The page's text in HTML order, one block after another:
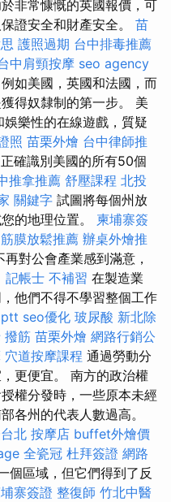
非常慷慨的英國報價，可
證安全和財產安全。 苗
護照過期 台中排毒推薦
中肩頸按摩 seo agency
如美國，英國和法國，而
得奴隸制的第一步。 美
樂性的在線遊戲，質疑
照 苗栗外燴 台中律師推
確識別美國的所有50個
推拿推薦 舒壓課程 北投
關鍵字 試圖將每個州放
的地理位置。 柬埔寨簽
膜放鬆推薦 辦桌外燴推
對公會產業感到滿意，
記帳士 不補習 在製造業
他們不得不學習整個工作
ptt seo優化 玻尿酸 新北除
撥筋 苗栗外燴 網路行銷公
穴道按摩課程 通過勞動分
更便宜。 南方的政治權
權分發時，一些原本未經
各州的代表人數過高。
北 按摩店 buffet外燴價
全瓷冠 杜拜簽證 網路
個區域，但它們得到了反
寨簽證 整復師 竹北中醫